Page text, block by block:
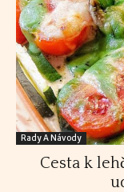
Rady A Návody
Cesta k